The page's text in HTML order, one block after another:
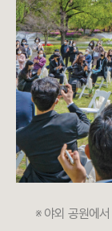
※ 야외 공원에